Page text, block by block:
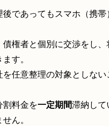
であってもスマホ（携
債権者と個別に交渉をし
す。
任意整理の対象としな
割料金を一定期間滞納して
ん。